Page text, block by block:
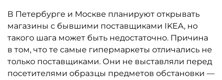
В Петербурге и Москве планируют открывать
магазины с бывшими поставщиками IKEA, но
такого шага может быть недостаточно. Причина
в том, что те самые гипермаркеты отличались не
только поставщиками. Они не выставляли перед
посетителями образцы предметов обстановки —